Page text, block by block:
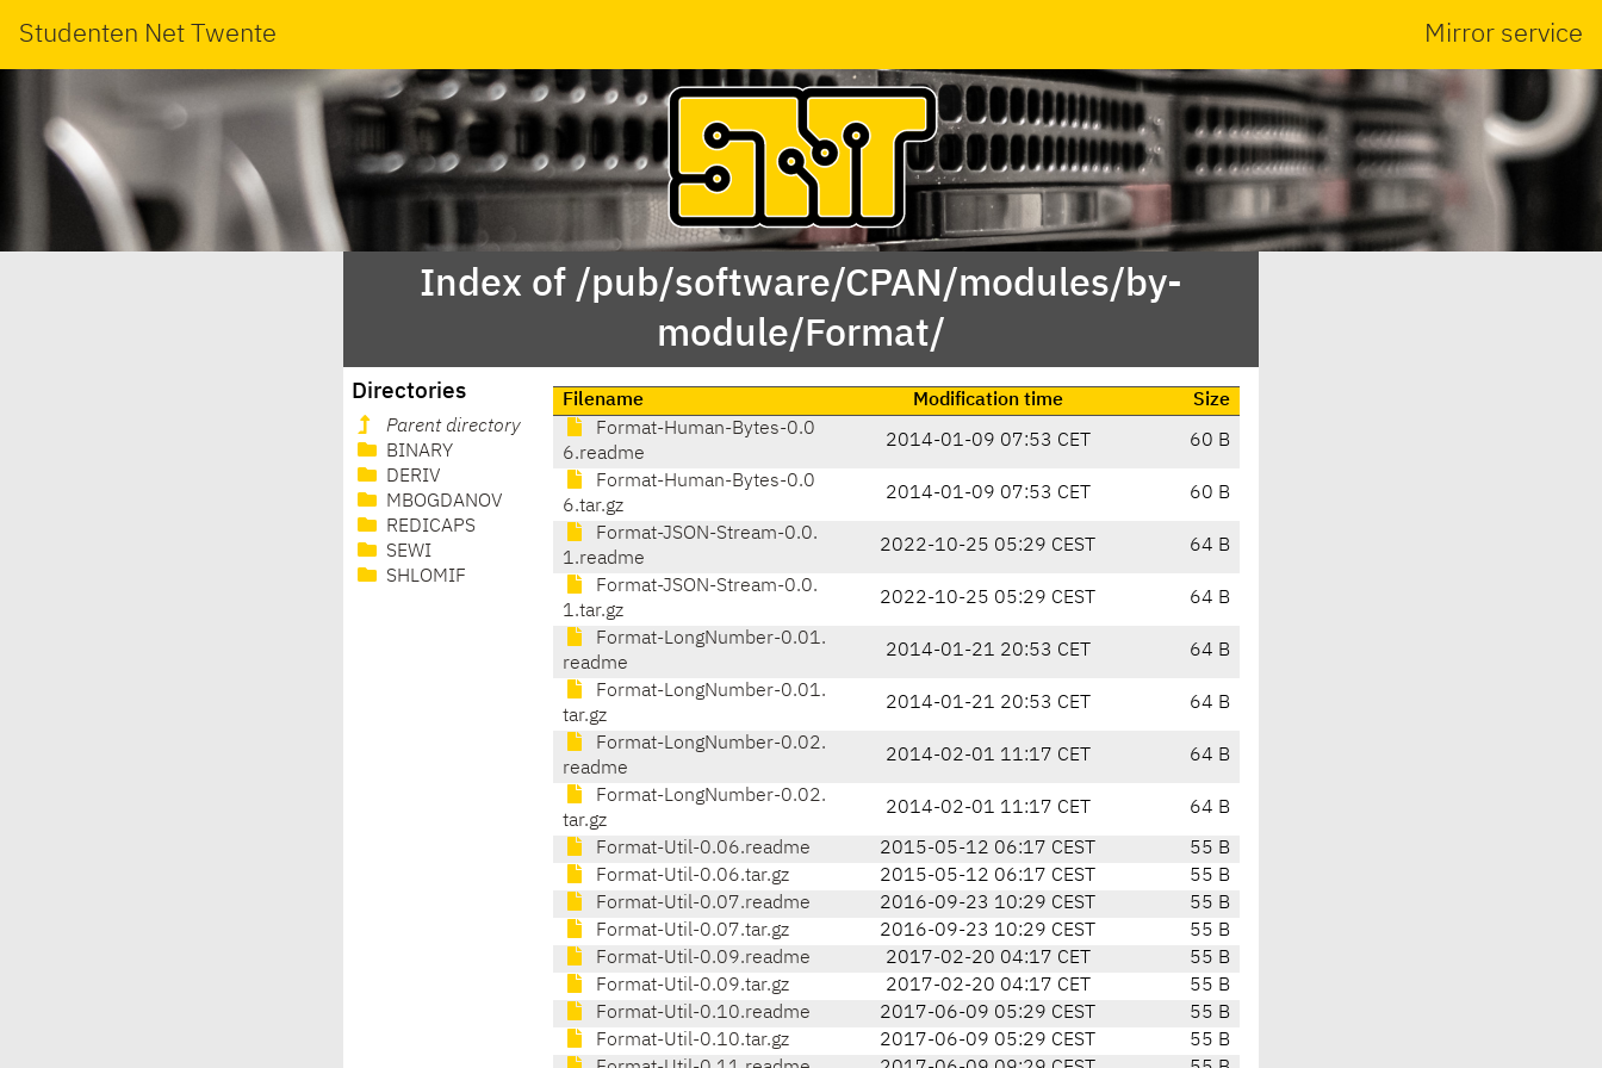
Studenten Net Twente Mirror service
Index of /pub/software/CPAN/modules/by-
module/Format/
Directories
Parent directory
BINARY
DERIV
MBOGDANOV
REDICAPS
SEWI
SHLOMIF
Filename Modification time
Size
Format-Human-Bytes-0.0
6.readme
2014-01-09 07:53 CET 60 B
Format-Human-Bytes-0.0
6.tar.gz
2014-01-09 07:53 CET 60 B
Format-JSON-Stream-0.0.
1.readme
2022-10-25 05:29 CEST 64 B
Format-JSON-Stream-0.0.
1.tar.gz
2022-10-25 05:29 CEST 64 B
Format-LongNumber-0.01.
readme
2014-01-21 20:53 CET 64 B
Format-LongNumber-0.01.
tar.gz
2014-01-21 20:53 CET 64 B
Format-LongNumber-0.02.
readme
2014-02-01 11:17 CET 64 B
Format-LongNumber-0.02.
tar.gz
2014-02-01 11:17 CET 64 B
Format-Util-0.06.readme 2015-05-12 06:17 CEST
55 B
Format-Util-0.06.tar.gz
2015-05-12 06:17 CEST
55 B
Format-Util-0.07.readme
2016-09-23 10:29 CEST
55 B
Format-Util-0.07.tar.gz
2016-09-23 10:29 CEST
55 B
Format-Util-0.09.readme
2017-02-20 04:17 CET
55 B
Format-Util-0.09.tar.gz
2017-02-20 04:17 CET
55 B
Format-Util-0.10.readme
2017-06-09 05:29 CEST
55 B
Format-Util-0.10.tar.gz
2017-06-09 05:29 CEST
55 B